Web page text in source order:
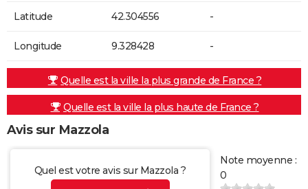
Latitude 42.304556 -
Longitude 9.328428 -
Quelle est la ville la plus grande de France ?
Quelle est la ville la plus haute de France ?
Avis sur Mazzola
Quel est votre avis sur Mazzola ?
Note moyenne :
0